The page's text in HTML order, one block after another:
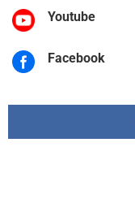
Youtube
Facebook